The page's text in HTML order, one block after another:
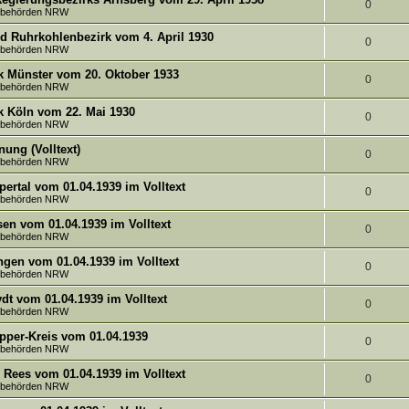
n
e
n
o
r
e
n
t
w
r
t
e
NRW
0A
n
w
o
r
e
n
Ruhrkohlenbezirk vom 4. April 1930
NRW
0A
n
w
o
r
e
n
vom 20. Oktober 1933
NRW
0A
n
w
o
r
e
n
vom 22. Mai 1930
NRW
0A
n
w
o
r
e
n
(Volltext)
NRW
0A
n
w
o
r
e
n
vom 01.04.1939 im Volltext
NRW
0A
n
w
o
r
e
n
vom 01.04.1939 im Volltext
NRW
0A
n
w
o
r
e
vom 01.04.1939 im Volltext
NRW
0A
n
w
o
r
vom 01.04.1939 im Volltext
NRW
0A
n
w
o
Kreis vom 01.04.1939
NRW
0A
n
vom 01.04.1939 im Volltext
NRW
0A
n